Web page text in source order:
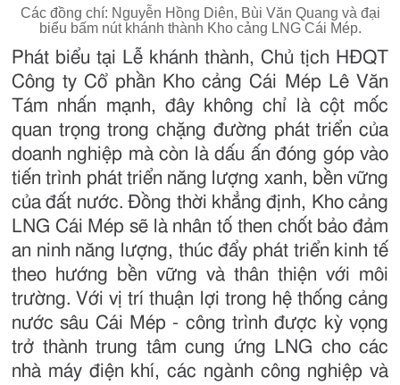
Các đồng chí: Nguyễn Hồng Diên, Bùi Văn Quang và đại
biểu bấm nút khánh thành Kho cảng LNG Cái Mép.
Phát biểu tại Lễ khánh thành, Chủ tịch HĐQT
Công ty Cổ phần Kho cảng Cái Mép Lê Văn
Tám nhấn mạnh, đây không chỉ là cột mốc
quan trọng trong chặng đường phát triển của
doanh nghiệp mà còn là dấu ấn đóng góp vào
tiến trình phát triển năng lượng xanh, bền vững
của đất nước. Đồng thời khẳng định, Kho cảng
LNG Cái Mép sẽ là nhân tố then chốt bảo đảm
an ninh năng lượng, thúc đẩy phát triển kinh tế
theo hướng bền vững và thân thiện với môi
trường. Với vị trí thuận lợi trong hệ thống cảng
nước sâu Cái Mép - công trình được kỳ vọng
trở thành trung tâm cung ứng LNG cho các
nhà máy điện khí, các ngành công nghiệp và